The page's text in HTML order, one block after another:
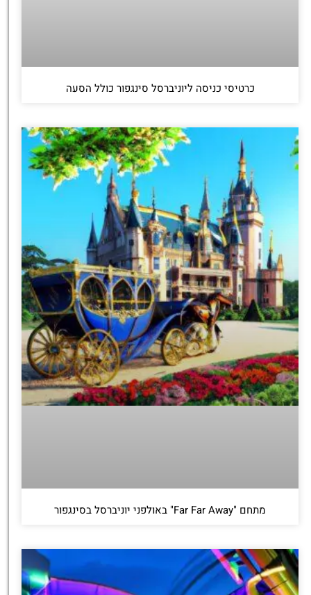
כרטיסי כניסה ליוניברסל סינגפור כולל הסעה
מתחם "Far Far Away" באולפני יוניברסל בסינגפור